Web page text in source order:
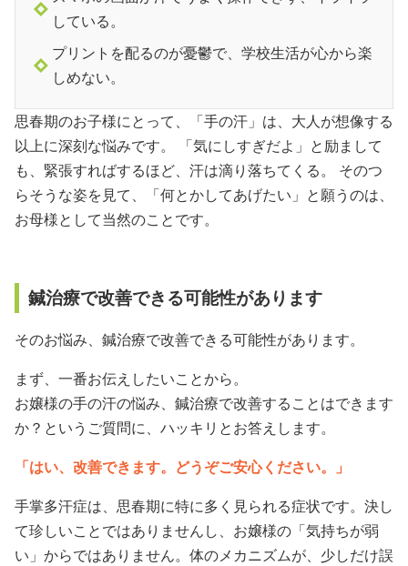
している。
プリントを配るのが憂鬱で、学校生活が心から楽
しめない。
思春期のお子様にとって、「手の汗」は、大人が想像する
以上に深刻な悩みです。 「気にしすぎだよ」と励まして
も、緊張すればするほど、汗は滴り落ちてくる。 そのつ
らそうな姿を見て、「何とかしてあげたい」と願うのは、
お母様として当然のことです。
鍼治療で改善できる可能性があります
そのお悩み、鍼治療で改善できる可能性があります。
まず、一番お伝えしたいことから。
お嬢様の手の汗の悩み、鍼治療で改善することはできます
か？というご質問に、ハッキリとお答えします。
「はい、改善できます。どうぞご安心ください。」
手掌多汗症は、思春期に特に多く見られる症状です。決し
て珍しいことではありませんし、お嬢様の「気持ちが弱
い」からではありません。体のメカニズムが、少しだけ誤